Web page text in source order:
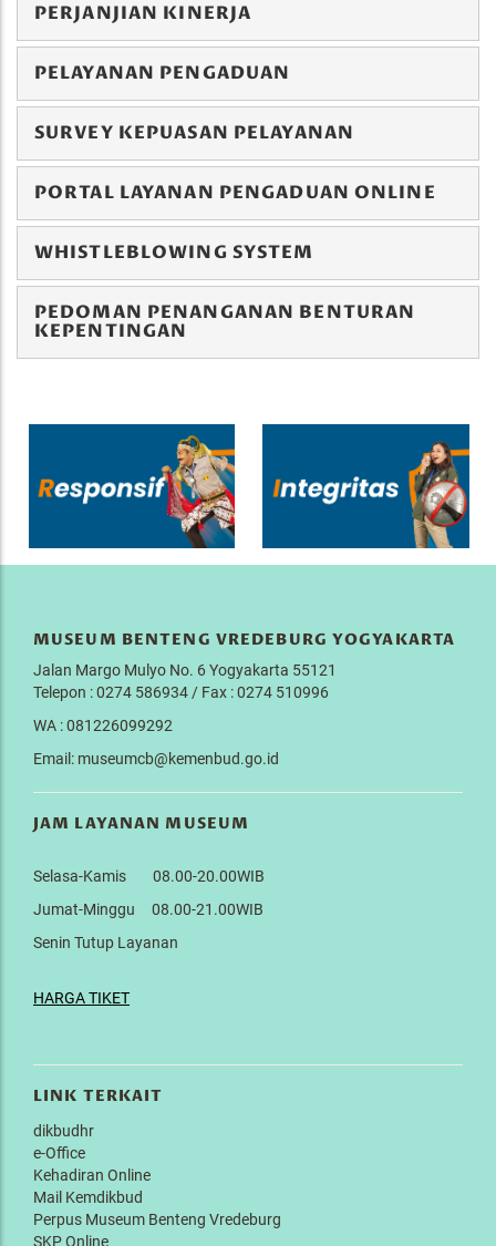
PERJANJIAN KINERJA
PELAYANAN PENGADUAN
SURVEY KEPUASAN PELAYANAN
PORTAL LAYANAN PENGADUAN ONLINE
WHISTLEBLOWING SYSTEM
PEDOMAN PENANGANAN BENTURAN
KEPENTINGAN
MUSEUM BENTENG VREDEBURG YOGYAKARTA
Jalan Margo Mulyo No. 6 Yogyakarta 55121
Telepon : 0274 586934 / Fax : 0274 510996
WA : 081226099292
Email: museumcb@kemenbud.go.id
JAM LAYANAN MUSEUM
Selasa-Kamis 08.00-20.00WIB
Jumat-Minggu 08.00-21.00WIB
Senin Tutup Layanan
HARGA TIKET
LINK TERKAIT
dikbudhr
e-Office
Kehadiran Online
Mail Kemdikbud
Perpus Museum Benteng Vredeburg
SKP Online